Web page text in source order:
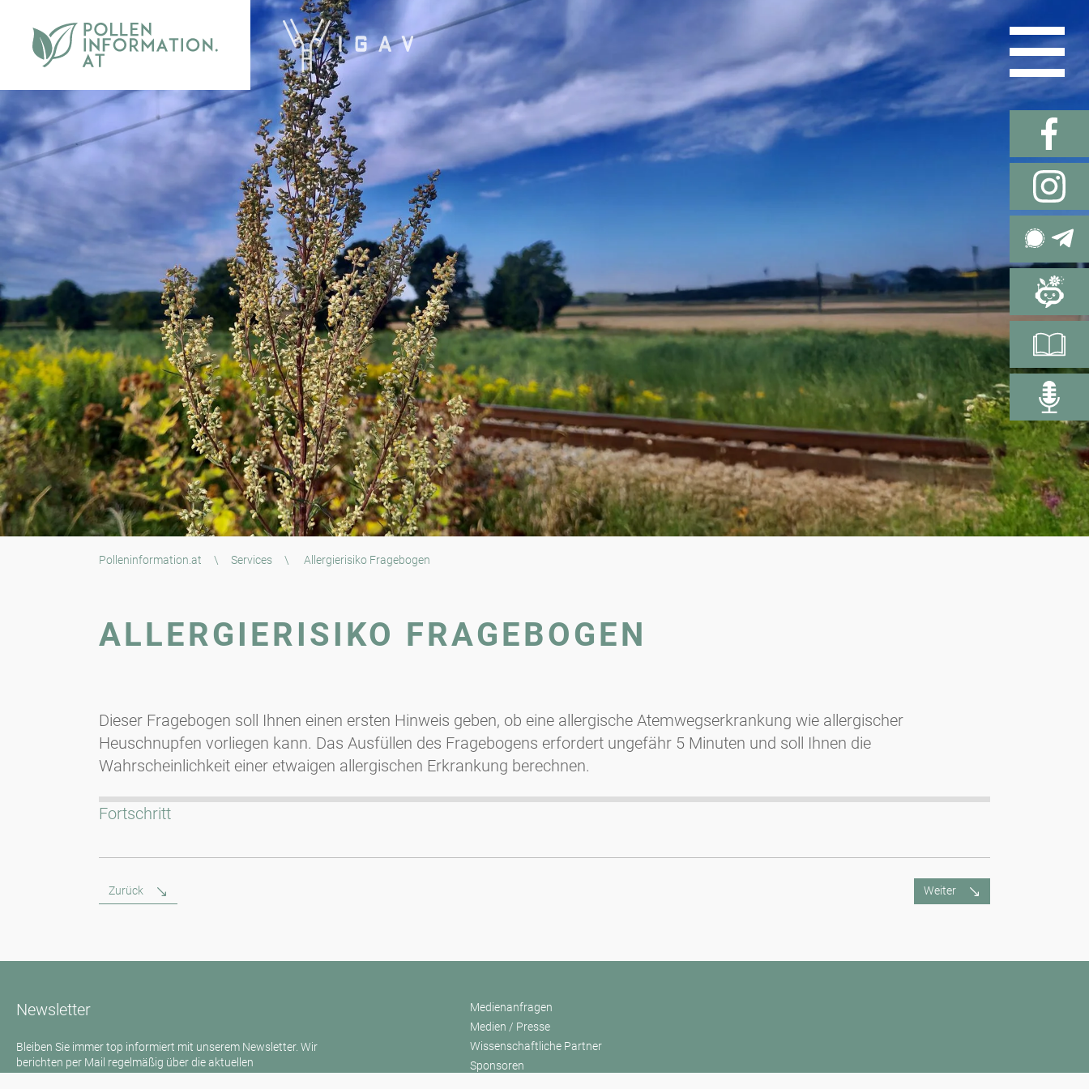
Polleninformation.at \ Services \ Allergierisiko Fragebogen
ALLERGIERISIKO FRAGEBOGEN
Dieser Fragebogen soll Ihnen einen ersten Hinweis geben, ob eine allergische Atemwegserkrankung wie allergischer
Heuschnupfen vorliegen kann. Das Ausfüllen des Fragebogens erfordert ungefähr 5 Minuten und soll Ihnen die
Wahrscheinlichkeit einer etwaigen allergischen Erkrankung berechnen.
Fortschritt
Zurück Weiter
Newsletter
Bleiben Sie immer top informiert mit unserem Newsletter. Wir
berichten per Mail regelmäßig über die aktuellen
Medienanfragen
Medien / Presse
Wissenschaftliche Partner
Sponsoren